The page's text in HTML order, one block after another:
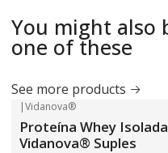
You might also
one of these
See more products
-15%
OFF
|Vidanova®
Proteína Whey
Vidanova® Suples